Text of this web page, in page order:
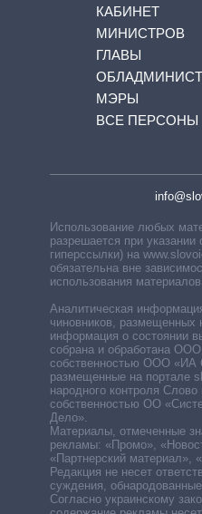
КАБИНЕТ
МИНИСТРОВ
ГЛАВЫ
МЭРЫ
ВСЕ ПЕРСОНЫ
Использование любых
разрешается при
гиперссылки) на
обязательна вне
использования материалов.
Аналитическая
чиновников, размещенных
информация о состоянии
собрана и обработана
собственностью ООО «ИА
размещенные на портале
народного контроля
собственностью ОО
Дело».
Материалы, отмеченные
рекламы: «Промо»,
«Партнерский материал»,
Редакция не несет
суждения,
Согласно украинскому